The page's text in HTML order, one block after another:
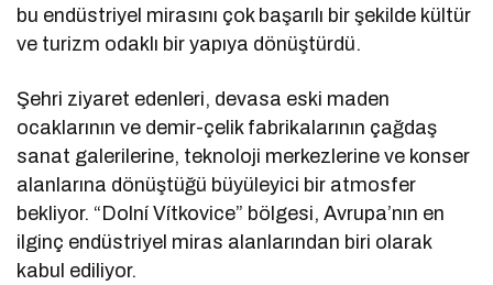
bu endüstriyel mirasını çok başarılı bir şekilde kültür
ve turizm odaklı bir yapıya dönüştürdü.
Şehri ziyaret edenleri, devasa eski maden
ocaklarının ve demir-çelik fabrikalarının çağdaş
sanat galerilerine, teknoloji merkezlerine ve konser
alanlarına dönüştüğü büyüleyici bir atmosfer
bekliyor. “Dolní Vítkovice” bölgesi, Avrupa’nın en
ilginç endüstriyel miras alanlarından biri olarak
kabul ediliyor.